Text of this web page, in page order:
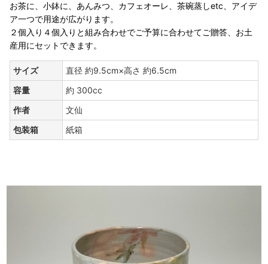
お茶に、小鉢に、あんみつ、カフェオーレ、茶碗蒸しetc、アイデ
ア一つで用途が広がります。
２個入り４個入りと組み合わせでご予算に合わせてご贈答、お土
産用にセットできます。
サイズ
直径 約9.5cm×高さ 約6.5cm
容量
約 300cc
作者
文仙
包装箱
紙箱